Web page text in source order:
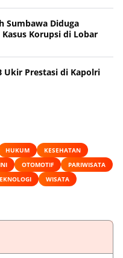
Sumbawa Diduga
Korupsi di Lobar
Ukir Prestasi di Kapolri
HUKUM
KESEHATAN
OTOMOTIF
PARIWISATA
WISATA